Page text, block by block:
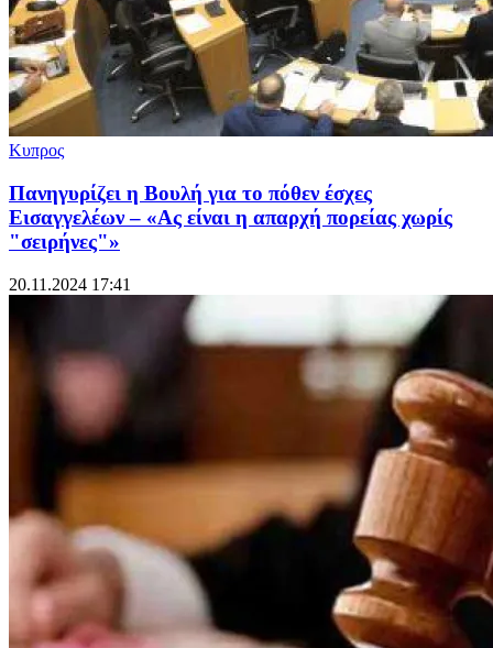
Κυπρος
Πανηγυρίζει η Βουλή για το πόθεν έσχες
Εισαγγελέων – «Ας είναι η απαρχή πορείας χωρίς
"σειρήνες"»
20.11.2024 17:41